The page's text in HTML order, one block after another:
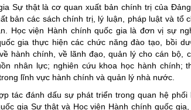
Sự thật là cơ quan xuất bản chính trị của
bản các sách chính trị, lý luận, pháp luật và tổ
Học viện Hành chính quốc gia là đơn vị sự
gia thực hiện các chức năng đào tạo, bồi
hành chính, về lãnh đạo, quản lý cho cán bộ,
nhân lực; nghiên cứu khoa học hành chính;
lĩnh vực hành chính và quản lý nhà nước.
tác đánh dấu sự phát triển trong quan hệ phối
gia Sự thật và Học viện Hành chính quốc gia,